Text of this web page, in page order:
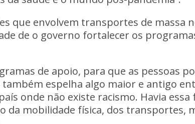
que envolvem transportes de massa
de o governo fortalecer os
de apoio, para que as pessoas
espelha algo maior e antigo
onde não existe racismo. Havia
da mobilidade física, dos transportes,